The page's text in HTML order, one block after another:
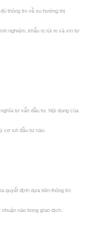
thông tin về xu hướng thị
nghiệm, khẩu vị rủi ro và xin tư
tư vấn đầu tư. Nội dung của
cơ sở đầu tư nào.
quyết định dựa trên thông tin
nào trong giao dịch.